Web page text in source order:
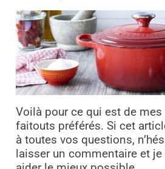
Voilà pour ce qui est de
faitouts préférés. Si cet
à toutes vos questions,
laisser un commentaire et